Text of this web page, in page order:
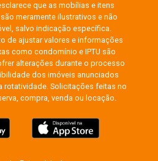
que as mobílias e itens
meramente ilustrativos e não
salvo indicação específica.
de ajustar valores e informações
como condomínio e IPTU são
alterações durante o processo
dos imóveis anunciados
rotatividade. Solicitações feitas no
compra, venda ou locação.